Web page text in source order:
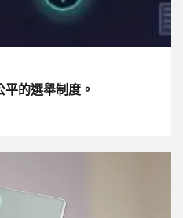
的選舉制度。